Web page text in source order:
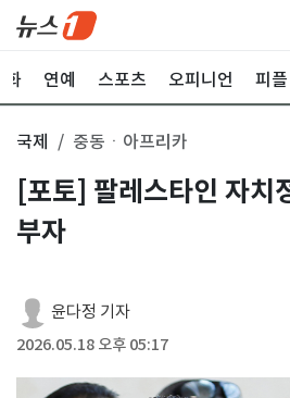
화 연예 스포츠 오피니언 피플
국제 중동ㆍ아프리카
[포토] 팔레스타인 자치
부자
윤다정 기자
2026.05.18 오후 05:17